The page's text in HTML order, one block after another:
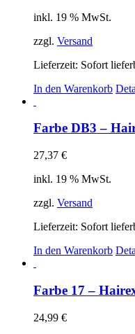
inkl. 19 % MwSt.
zzgl. Versand
Lieferzeit: Sofort
In den Warenkorb
Farbe DB3 –
27,37 €
inkl. 19 % MwSt.
zzgl. Versand
Lieferzeit: Sofort
In den Warenkorb
Farbe 17 –
24,99 €